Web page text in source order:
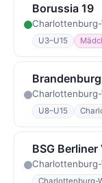
Borussia 19
U3–U15
U8–U15
BSG
Charlottenburg-
Charlottenburg-